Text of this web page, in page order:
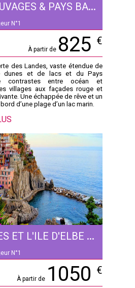
LANDES SAUVAGES & PAYS BASQUE AUTHENTIQUE
N°1
À partir de 825 €
des Landes, vaste étendue de
dunes et de lacs et du Pays
contrastes entre océan et
villages aux façades rouge et
Une échappée de rêve et un
d’une plage d’un lac marin.
CINQ TERRES ET L'ILE D'ELBE - 5 JOURS
N°1
À partir de 1050 €